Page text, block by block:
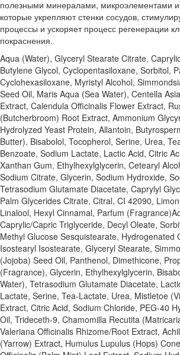
полезными минералами, микроэлементами
которые укрепляют стенки сосудов,
процессы и ускоряет процесс регенерации
покраснения.
Aqua (Water), Glyceryl Stearate Citrate,
Butylene Glycol, Cyclopentasiloxane, Sorbitol,
Cyclohexasiloxane, Myristyl Alcohol,
Seed Oil, Maris Aqua (Sea Water), Centella
Extract, Calendula Officinalis Flower Extract,
(Butcherbroom) Root Extract, Ammonium
Hydrolyzed Yeast Protein, Allantoin,
Butter), Bisabolol, Tocopherol, Serine, Urea,
Benzoate, Sodium Lactate, Lactic Acid, Citric
Xanthan Gum, Ethylhexylglycerin, Cetearyl
Sodium Citrate, Glycerin, Sodium Hydroxide,
Tetrasodium Glutamate Diacetate, Caprylyl
Palm Glycerides Citrate, Citral, CI 42090,
Linalool, Hexyl Cinnamal, Parfum
Caprylic/Capric Triglyceride, Decyl Oleate,
Methyl Glucose Sesquistearate, Hydrogenated
Isostearyl Isostearate, Glyceryl Stearate,
(Jojoba) Seed Oil, Panthenol, Dimethicone,
(Fragrance), Glycerin, Ethylhexylglycerin,
Water), Tetrasodium Glutamate Diacetate,
Lactate, Serine, Tea-Lactate, Urea, Mistletoe
Extract, Citric Acid, Sodium Chloride, PEG-40
Oil, Trideceth-9, Chamomilla Recutita
Valeriana Officinalis Rhizome/Root Extract,
(Yarrow) Extract, Humulus Lupulus (Hops)